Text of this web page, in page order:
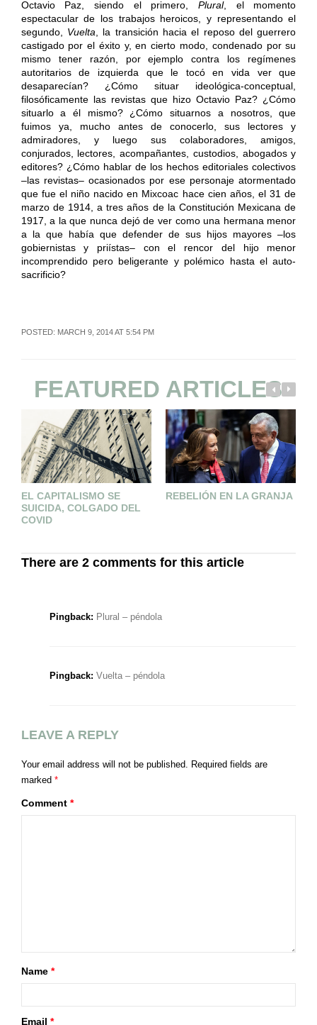
Octavio Paz, siendo el primero,Plural, el momento
espectacular de los trabajos heroicos, y representando el
segundo, Vuelta , la transición hacia el reposo del guerrero
castigado por el éxito y, en cierto modo, condenado por su
mismo tener razón, por ejemplo contra los regímenes
autoritarios de izquierda que le tocó en vida ver que
desaparecían? ¿Cómo situar ideológica-conceptual,
filosóficamente las revistas que hizo Octavio Paz? ¿Cómo
situarlo a él mismo? ¿Cómo situarnos a nosotros, que
fuimos ya, mucho antes de conocerlo, sus lectores y
admiradores, y luego sus colaboradores, amigos,
conjurados, lectores, acompañantes, custodios, abogados y
editores? ¿Cómo hablar de los hechos editoriales colectivos
–las revistas– ocasionados por ese personaje atormentado
que fue el niño nacido en Mixcoac hace cien años, el 31 de
marzo de 1914, a tres años de la Constitución Mexicana de
1917, a la que nunca dejó de ver como una hermana menor
a la que había que defender de sus hijos mayores –los
gobiernistas y priístas– con el rencor del hijo menor
incomprendido pero beligerante y polémico hasta el auto-
sacrificio?
POSTED: MARCH 9, 2014 AT 5:54 PM
FEATURED ARTICLES
EL CAPITALISMO SE
SUICIDA, COLGADO DEL
COVID
REBELIÓN EN LA GRANJA
There are 2 comments for this article
Pingback: Plural – péndola
Pingback: Vuelta – péndola
LEAVE A REPLY
Your email address will not be published. Required fields are
marked *
Comment *
Name *
Email *